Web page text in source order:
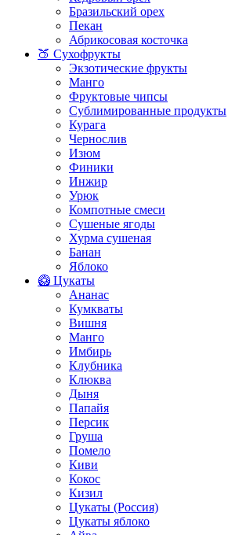
Бразильский орех
Пекан
Абрикосовая косточка
🍑 Сухофрукты
Экзотические фрукты
Манго
Фруктовые чипсы
Сублимированные продукты
Курага
Чернослив
Изюм
Финики
Инжир
Урюк
Компотные смеси
Сушеные ягоды
Хурма сушеная
Банан
Яблоко
🥝 Цукаты
Ананас
Кумкваты
Вишня
Манго
Имбирь
Клубника
Клюква
Дыня
Папайя
Персик
Груша
Помело
Киви
Кокос
Кизил
Цукаты (Россия)
Цукаты яблоко